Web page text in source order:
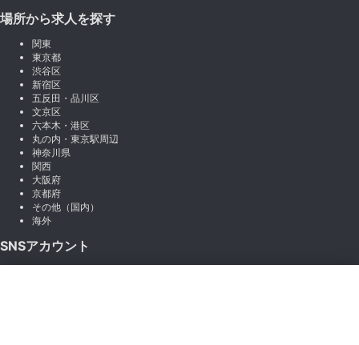
場所から求人を探す
関東
東京都
渋谷区
新宿区
五反田・品川区
文京区
六本木・港区
丸の内・東京駅周辺
神奈川県
関西
大阪府
京都府
その他（国内）
海外
SNSアカウント